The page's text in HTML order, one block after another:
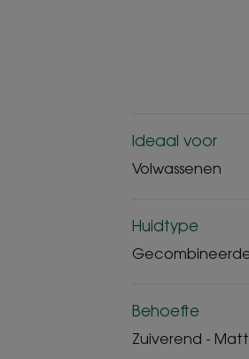
Ideaal voor
Volwassenen
Huidtype
Behoefte
Zuiverend -